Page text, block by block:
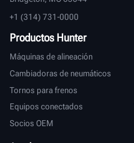
+1 (314) 731-0000
Productos Hunter
Máquinas de alineación
Cambiadoras de neumáticos
Tornos para frenos
Equipos conectados
Socios OEM